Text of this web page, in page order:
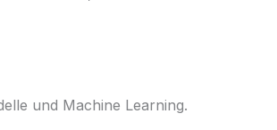
und Machine Learning.